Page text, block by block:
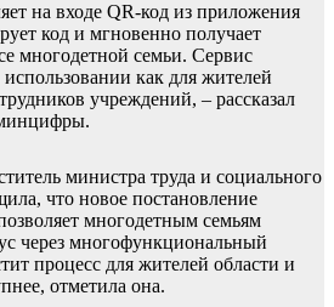
на входе QR-код из приложения
код и мгновенно получает
многодетной семьи. Сервис
как для жителей
учреждений, – рассказал
министра труда и социального
что новое постановление
многодетным семьям
через многофункциональный
процесс для жителей области и
отметила она.